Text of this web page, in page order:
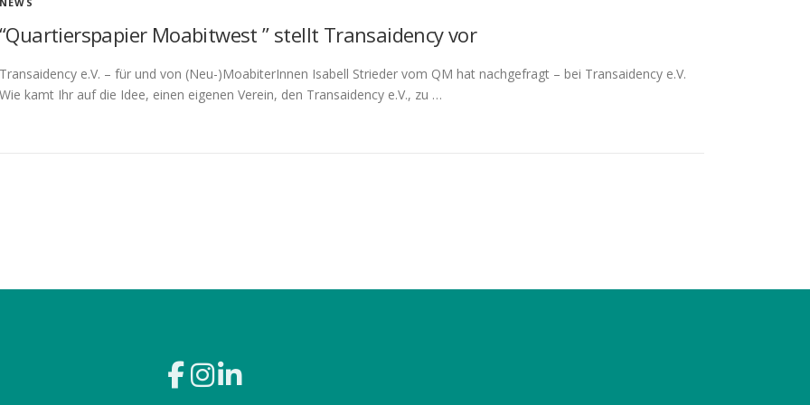
“Quartierspapier Moabitwest ” stellt Transaidency vor
Transaidency e.V. – für und von (Neu-)MoabiterInnen Isabell Strieder vom QM hat nachgefragt – bei Transaidency e.V.
Wie kamt Ihr auf die Idee, einen eigenen Verein, den Transaidency e.V., zu …